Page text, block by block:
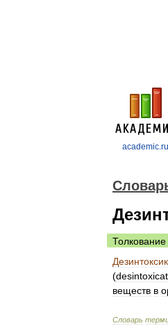
academic.ru
Толкование
(
веществ в
Словарь